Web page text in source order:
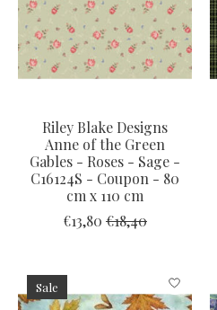
Riley Blake Designs
Anne of the Green
Gables - Roses - Sage -
C16124S - Coupon - 80
cm x 110 cm
€13,80 €18,40
Sale